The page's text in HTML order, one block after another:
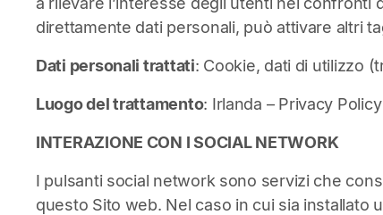
direttamente dati personali, può attivare altri
Dati personali trattati: Cookie, dati di utilizzo
Luogo del trattamento: Irlanda – Privacy Policy
INTERAZIONE CON I SOCIAL NETWORK
I pulsanti social network sono servizi che
questo Sito web. Nel caso in cui sia installato